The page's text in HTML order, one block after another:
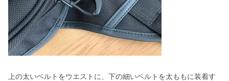
上の太いベルトをウエストに、下の細いベルトを太ももに装着す